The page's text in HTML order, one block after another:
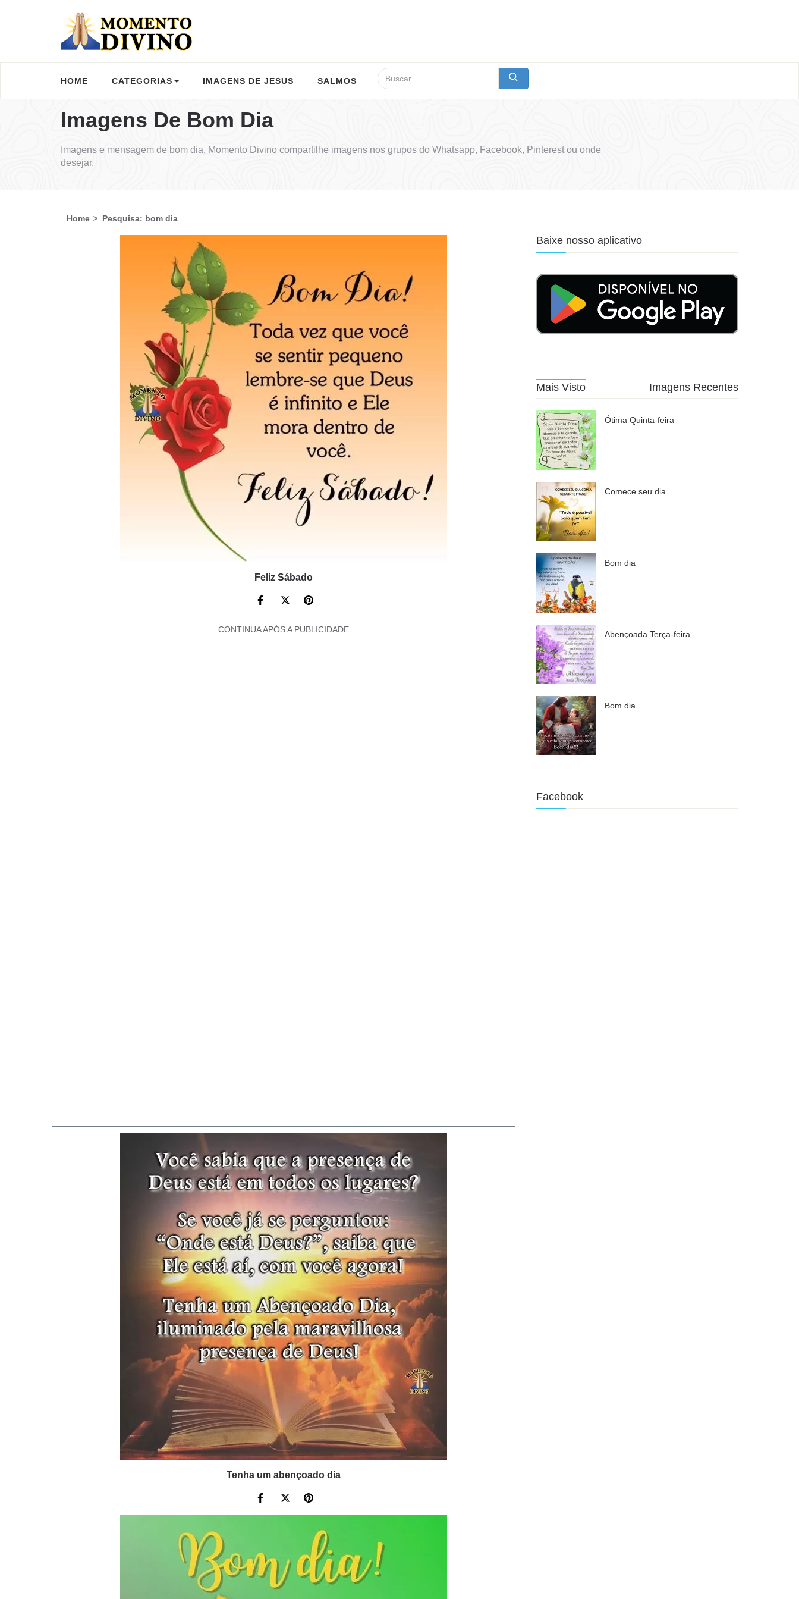
HOME CATEGORIAS IMAGENS DE JESUS SALMOS
Imagens De Bom Dia
Imagens e mensagem de bom dia, Momento Divino compartilhe imagens nos grupos do Whatsapp, Facebook, Pinterest ou onde
desejar.
Home Pesquisa: bom dia
Feliz Sábado
CONTINUA APÓS A PUBLICIDADE
Tenha um abençoado dia
Baixe nosso aplicativo
Mais Visto Imagens Recentes
Ótima Quinta-feira
Comece seu dia
Bom dia
Abençoada Terça-feira
Bom dia
Facebook